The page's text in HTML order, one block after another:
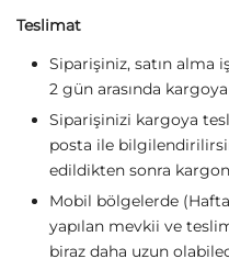
Teslimat
Siparişiniz, satın alma
2 gün arasında
Siparişinizi kargoya
posta ile
edildikten sonra
Mobil bölgelerde
yapılan mevkii ve
biraz daha uzun